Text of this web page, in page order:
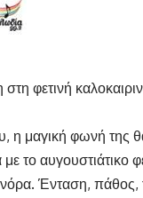
φετινή
η μαγική φωνή της
το αυγουστιάτικο
Ένταση, πάθος,